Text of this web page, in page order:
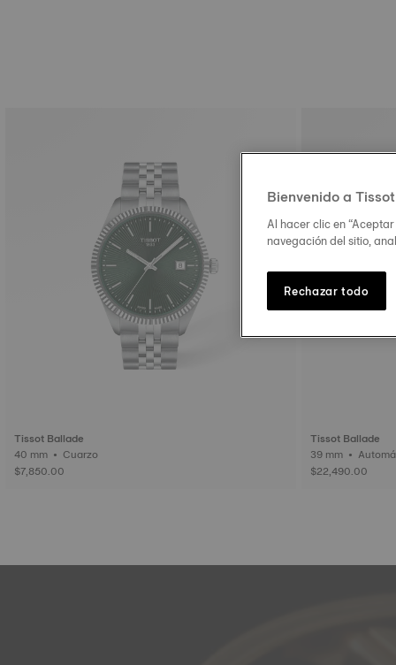
Tissot Ballade
40 mm • Cuarzo
$7,850.00
Tissot Ballade
$22,490.00
Bienvenido a Tissot
Al hacer clic en
navegación del sitio,
Rechazar todo